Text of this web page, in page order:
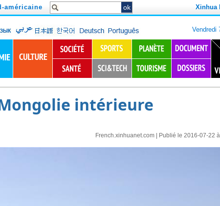
américaine Xinhua
intérieure
French.xinhuanet.com| Publié le 2016-07-22